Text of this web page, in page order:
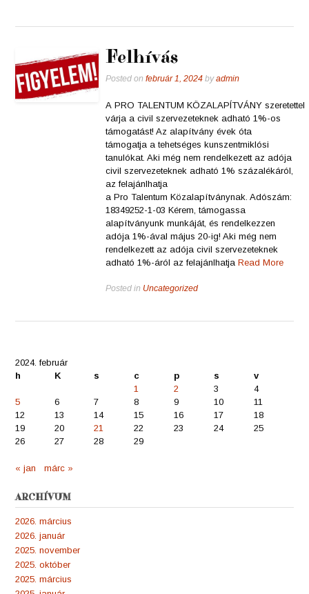
Felhívás
Posted onfebruár 1, 2024 byadmin
A PRO TALENTUM KÖZALAPÍTVÁNY szeretettel
várja a civil szervezeteknek adható 1%-os
támogatást! Az alapítvány évek óta
támogatja a tehetséges kunszentmiklósi
tanulókat. Aki még nem rendelkezett az adója
civil szervezeteknek adható 1% százalékáról,
az felajánlhatja
a Pro Talentum Közalapítványnak. Adószám:
18349252-1-03 Kérem, támogassa
alapítványunk munkáját, és rendelkezzen
adója 1%-ával május 20-ig! Aki még nem
rendelkezett az adója civil szervezeteknek
adható 1%-áról az felajánlhatjaRead More
Posted in Uncategorized
2024. február
h
K s c p s
v
1
2 3
4
5
6 7 8 9 10
11
12
13 14 15 16 17
18
19
20 21 22 23 24
25
26
27 28 29
« jan márc »
ARCHÍVUM
2026. március
2026. január
2025. november
2025. október
2025. március